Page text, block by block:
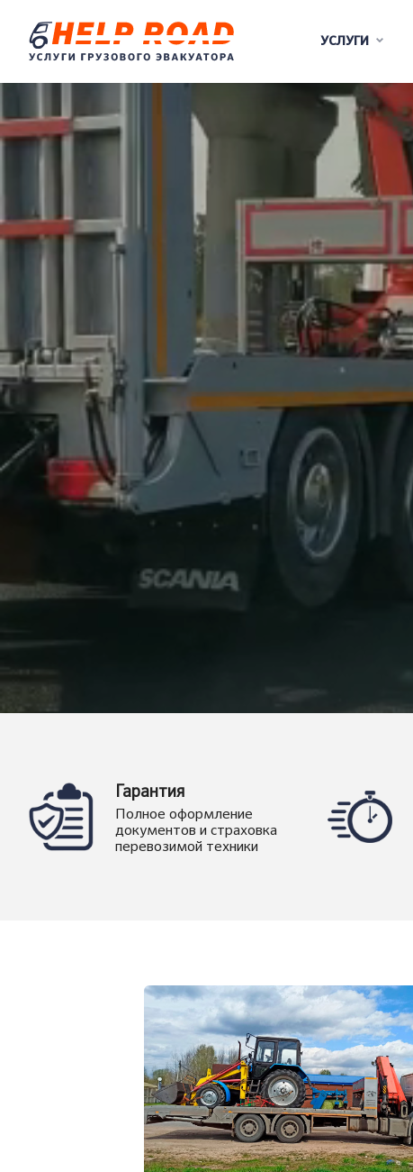
УСЛУГИ
Гарантия
Полное оформление
документов и страховка
перевозимой техники